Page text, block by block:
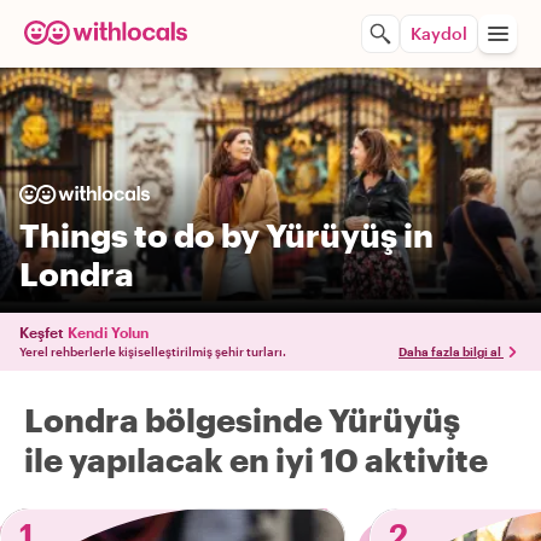
Kaydol
Things to do by Yürüyüş in
Londra
Keşfet Kendi Yolun
Yerel rehberlerle kişiselleştirilmiş şehir turları. Daha fazla bilgi al
Londra bölgesinde Yürüyüş
ile yapılacak en iyi 10 aktivite